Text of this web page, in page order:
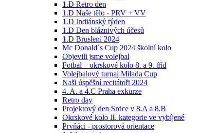
1.D Retro den
1.D Naše tělo - PRV + VV
1.D Indiánský týden
1.D Den bláznivých účesů
1.D Bruslení 2024
Mc Donald´s Cup 2024 školní kolo
Objevili jsme volejbal
Fotbal – okrskové kolo 8. a 9. tříd
Volejbalový turnaj Milada Cup
Naši úspěšní recitátoři 2024
4. A. a 4.C Praha exkurze
Retro day
Projektový den Srdce v 8.A a 8.B
Okrskové kolo II. kategorie ve vybíjené
Prvňáci - prostorová orientace